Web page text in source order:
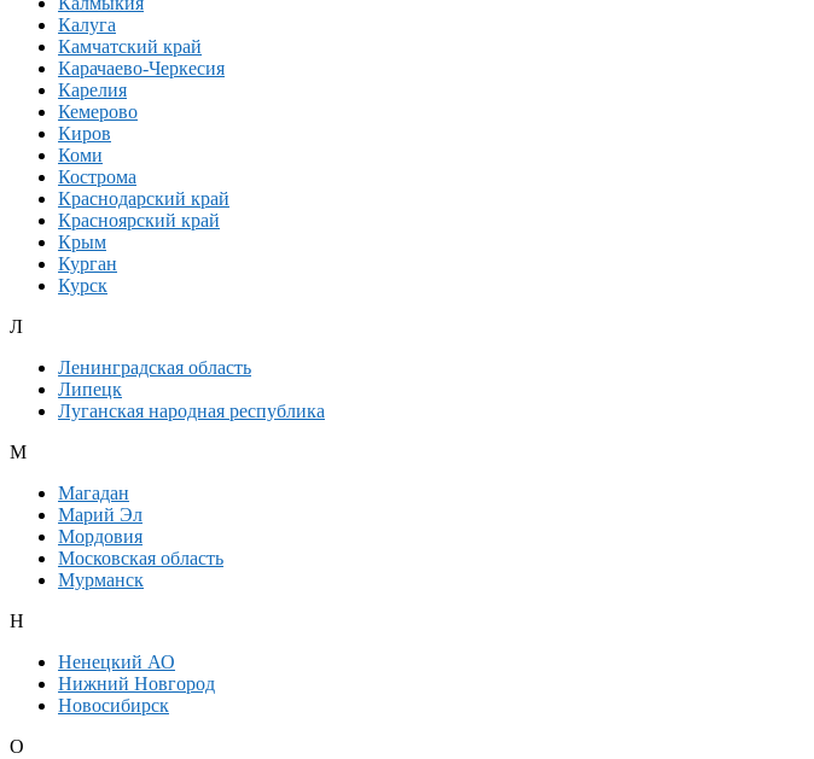
Калуга
Камчатский край
Карачаево-Черкесия
Карелия
Кемерово
Киров
Коми
Кострома
Краснодарский край
Красноярский край
Крым
Курган
Курск
Л
Ленинградская область
Липецк
Луганская народная республика
М
Магадан
Марий Эл
Мордовия
Московская область
Мурманск
Н
Ненецкий АО
Нижний Новгород
Новосибирск
О